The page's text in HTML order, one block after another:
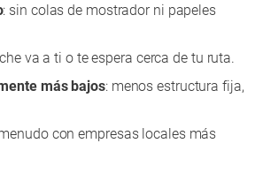
: sin colas de mostrador ni papeles
va a ti o te espera cerca de tu ruta.
más bajos: menos estructura fija,
con empresas locales más